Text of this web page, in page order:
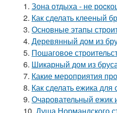
1. Зона отдыха - не
2. Как сделать клееный
3. Основные этапы
4. Деревянный дом из
5. Пошаговое
6. Шикарный дом из
7. Какие мероприятия
8. Как сделать ежика
9. Очаровательный ежик